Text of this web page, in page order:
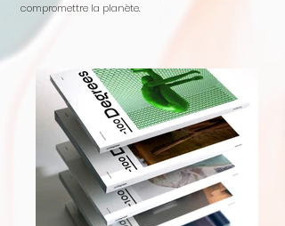
compromettre la planète.